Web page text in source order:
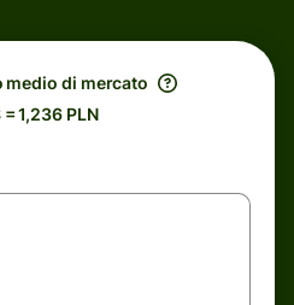
medio di mercato
1,236 PLN